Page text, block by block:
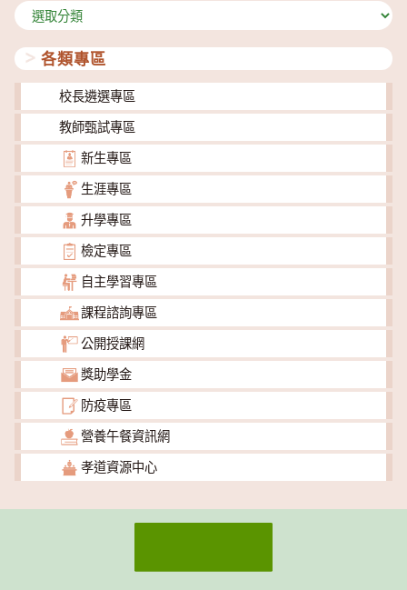
分
類
各類專區
校長遴選專區
教師甄試專區
新生專區
生涯專區
升學專區
檢定專區
自主學習專區
課程諮詢專區
公開授課網
獎助學金
防疫專區
營養午餐資訊網
孝道資源中心